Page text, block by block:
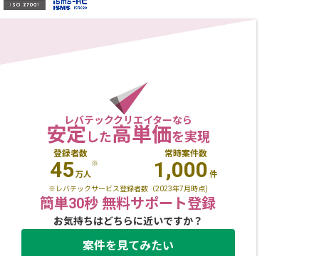
レバテッククリエイターなら
安定した高単価を実現
登録者数
45万人
※
常時案件数
1,000 件
※レバテックサービス登録者数（2023年7月時点)
簡単30秒 無料サポート登録
お気持ちはどちらに近いですか？
案件を見てみたい